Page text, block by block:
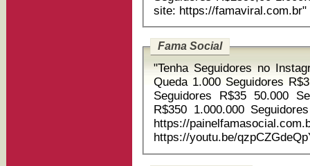
site: https://famaviral.com.br"
Fama Social
"Tenha Seguidores no
Queda 1.000 Seguidores R$3,50 5.000 Seguidores R$17,50 10.000
Seguidores R$35 50.000
R$350 1.000.000 Seguidores R$3500 Link do
https://painelfamasocial.com.br/ref/
https://youtu.be/